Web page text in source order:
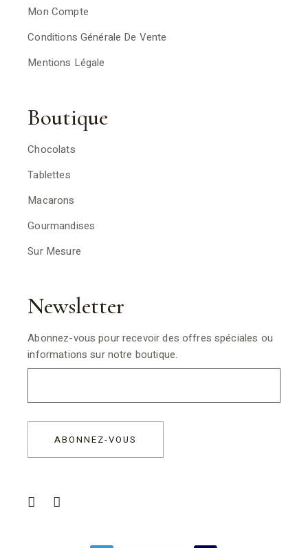
Mon Compte
Conditions Générale De Vente
Mentions Légale
Boutique
Chocolats
Tablettes
Macarons
Gourmandises
Sur Mesure
Newsletter
Abonnez-vous pour recevoir des offres spéciales ou
informations sur notre boutique.